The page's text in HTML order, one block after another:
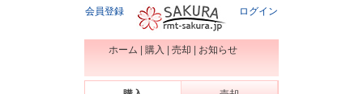
会員登録 ログイン
ホーム 購入 売却 お知らせ